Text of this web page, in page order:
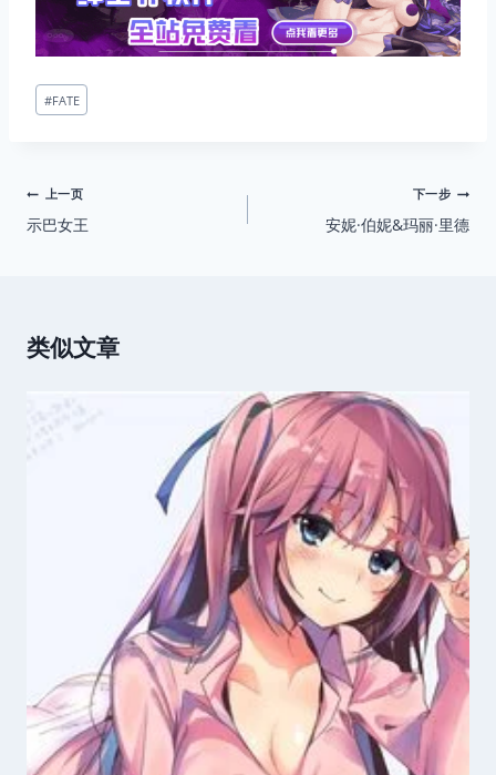
文
章
#FATE
文
章
上一页
示巴女王
下一步
安妮·伯妮&玛丽·里德
类似文章